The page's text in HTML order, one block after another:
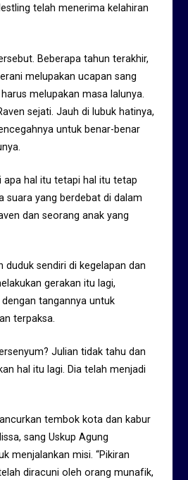
telah menerima kelahiran
Beberapa tahun terakhir,
melupakan ucapan sang
melupakan masa lalunya.
sejati. Jauh di lubuk hatinya,
untuk benar-benar
apa hal itu tetapi hal itu tetap
suara yang berdebat di dalam
dan seorang anak yang
duduk sendiri di kegelapan dan
gerakan itu lagi,
tangannya untuk
terpaksa.
Julian tidak tahu dan
hal itu lagi. Dia telah menjadi
tembok kota dan kabur
sang Uskup Agung
menjalankan misi. “Pikiran
diracuni oleh orang munafik,